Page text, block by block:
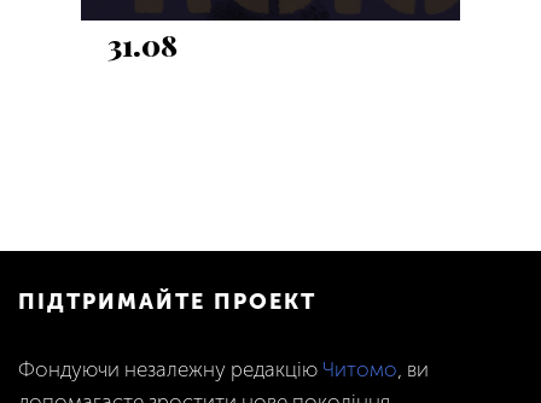
31.08
ПІДТРИМАЙТЕ ПРОЕКТ
Фондуючи незалежну редакцію Читомо , ви